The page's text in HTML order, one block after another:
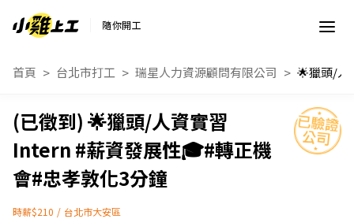
隨你開工
首頁 台北市打工 瑞星人力資源顧問有限公司
🌟獵頭/人資實習
Intern #薪資發展性🎓#轉正機
會#忠孝敦化3分鐘
時薪$210 / 台北市大安區